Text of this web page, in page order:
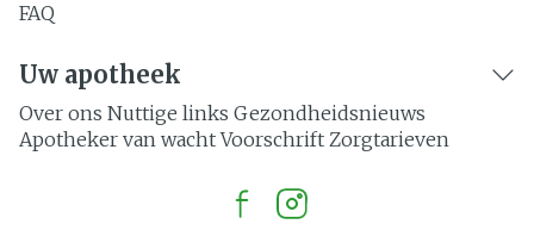
FAQ
Uw apotheek
Over ons Nuttige links Gezondheidsnieuws
Apotheker van wacht Voorschrift Zorgtarieven